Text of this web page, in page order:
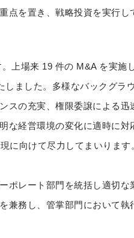
点を置き、戦略投資を実行し
上場来 19 件の M&A を実施
ました。多様なバックグラ
スの充実、権限委譲による
な経営環境の変化に適時に
に向けて尽力してまいりま
レート部門を統括し適切
務し、管掌部門において執